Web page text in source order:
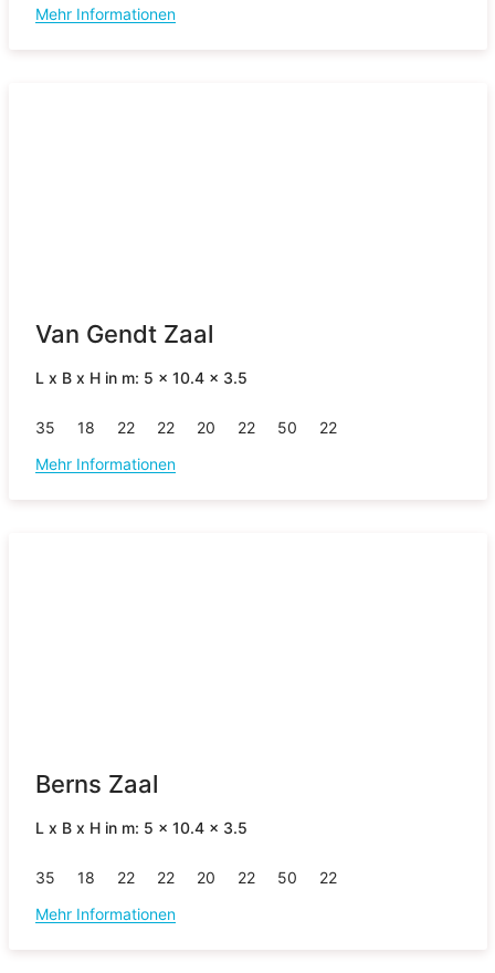
Mehr Informationen
Van Gendt Zaal
L x B x H in m: 5 x 10.4 x 3.5
35 18 22 22 20 22 50
22
Mehr Informationen
Berns Zaal
L x B x H in m: 5 x 10.4 x 3.5
35 18 22 22 20 22 50
22
Mehr Informationen